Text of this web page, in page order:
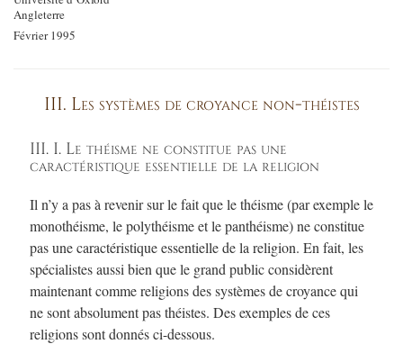
Angleterre
Février 1995
III. Les systèmes de croyance non-théistes
III. I. Le théisme ne constitue pas une
caractéristique essentielle de la religion
Il n’y a pas à revenir sur le fait que le théisme (par exemple le
monothéisme, le polythéisme et le panthéisme) ne constitue
pas une caractéristique essentielle de la religion. En fait, les
spécialistes aussi bien que le grand public considèrent
maintenant comme religions des systèmes de croyance qui
ne sont absolument pas théistes. Des exemples de ces
religions sont donnés ci-dessous.